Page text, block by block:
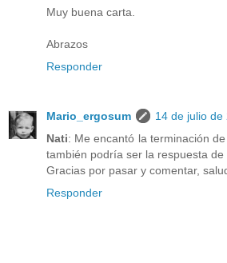
Muy buena carta.
Abrazos
Responder
Mario_ergosum
14 de julio de
Nati: Me encantó la terminación
también podría ser la respuesta de
Gracias por pasar y comentar,
Responder